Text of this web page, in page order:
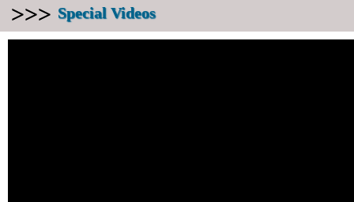
>>> Special Videos